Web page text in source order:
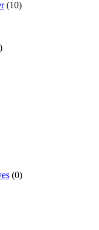
(10)
(0)